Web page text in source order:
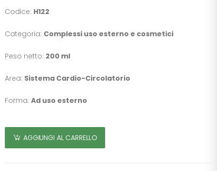
Codice: H122
Categoria: Complessi uso esterno e cosmetici
Peso netto: 200 ml
Area: Sistema Cardio-Circolatorio
Forma: Ad uso esterno
AGGIUNGI AL CARRELLO